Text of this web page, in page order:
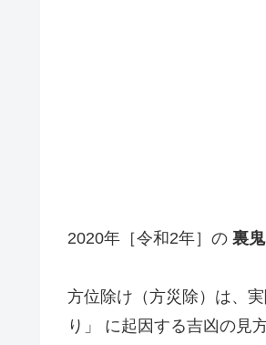
2020年［令和2年］の 裏
方位除け（方災除）は、
り」 に起因する吉凶の見